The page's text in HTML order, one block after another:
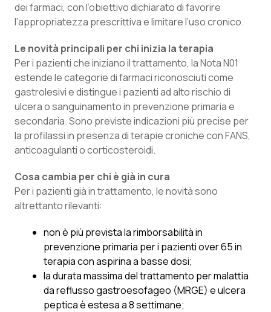
Emilia-Romagna
Friuli Venezia Giulia
Lazio
Liguria
Lombardia
Marche
Molise
Piemonte
Provincia Autonoma di Bolzano
Provincia Autonoma di Trento
Colesterolo & coronaropatie
Dermatite Atopica
Diabete & glucometri
Disturbi dell’umore
Dolore
Donna & Salute
Epatiti
HIV
Infezioni & Febbre
Ipertensione & Scompenso
dei farmaci, con l’obiettivo dichiarato di favorire
l’appropriatezza prescrittiva e limitare l’uso cronico.
Le novità principali per chi inizia la terapia
Per i pazienti che iniziano il trattamento, la Nota N01
estende le categorie di farmaci riconosciuti come
gastrolesivi e distingue i pazienti ad alto rischio di
ulcera o sanguinamento in prevenzione primaria e
secondaria. Sono previste indicazioni più precise per
la profilassi in presenza di terapie croniche con FANS,
anticoagulanti o corticosteroidi.
Cosa cambia per chi è già in cura
Per i pazienti già in trattamento, le novità sono
altrettanto rilevanti:
non è più prevista la rimborsabilità in
prevenzione primaria per i pazienti over 65 in
terapia con aspirina a basse dosi;
la durata massima del trattamento per malattia
da reflusso gastroesofageo (MRGE) e ulcera
peptica è estesa a 8 settimane;